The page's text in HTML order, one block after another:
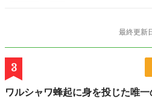
最終更新
3
ワルシャワ蜂起に身を投じた唯